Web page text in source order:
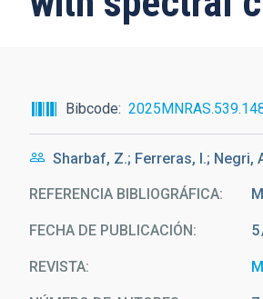
de
a
la
navegación
Bibcode
Sharbaf, Z.; Ferreras, I.; Negri,
REFERENCIA BIBLIOGRÁFICA
FECHA DE PUBLICACIÓN: 5
REVISTA